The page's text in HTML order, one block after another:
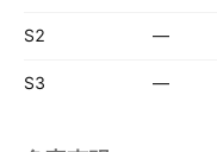
S2 —
S3 —